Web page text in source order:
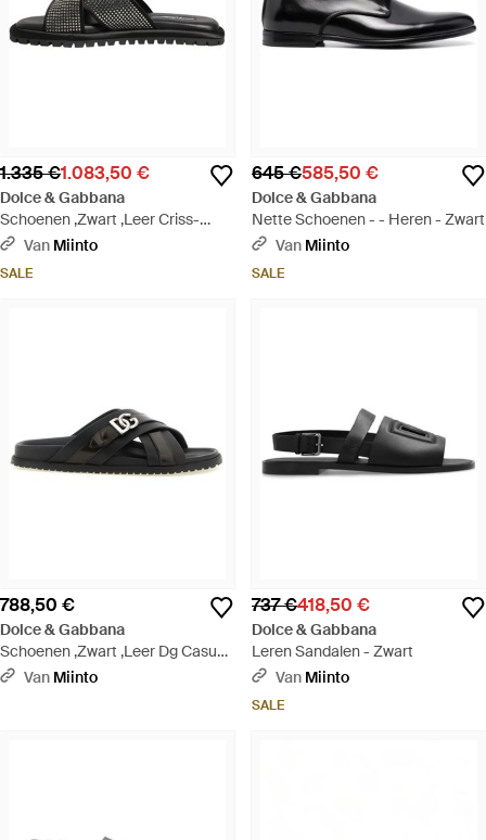
1.335 €1.083,50 €
Dolce & Gabbana
Schoenen ,Zwart ,Leer Criss-
Cross Slide Sandalen - Zwart
Van Miinto
SALE
645 €585,50 €
Dolce & Gabbana
Nette Schoenen - - Heren - Zwart
Van Miinto
SALE
788,50 €
Dolce & Gabbana
Schoenen ,Zwart ,Leer Dg Casual
Sandalen - Zwart
Van Miinto
737 €418,50 €
Dolce & Gabbana
Leren Sandalen - Zwart
Van Miinto
SALE